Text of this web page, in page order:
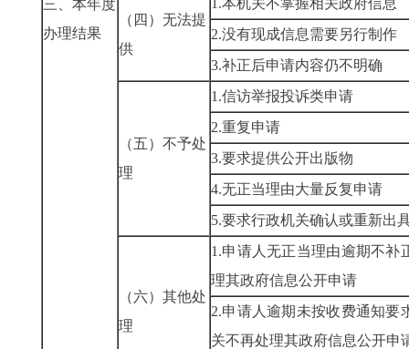
三、本年度
办理结果
（四）无法提
供
1.本机关不掌握相关政
2.没有现成信息需要另
3.补正后申请内容仍不
（五）不予处
理
1.信访举报投诉类申请
2.重复申请
3.要求提供公开出版物
4.无正当理由大量反复
5.要求行政机关确认或重
（六）其他处
理
1.申请人无正当理由逾期不补
理其政府信息公开申请
2.申请人逾期未按收费通知要
关不再处理其政府信息